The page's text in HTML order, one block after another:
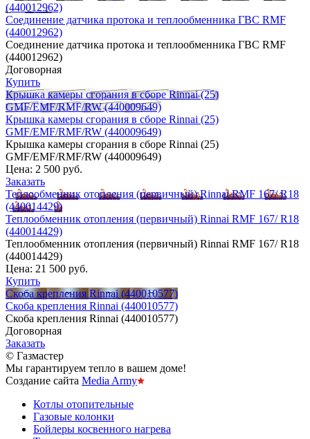
(440012962)
Соединение датчика протока и теплообменника ГВС RMF
(440012962)
Соединение датчика протока и теплообменника ГВС RMF
(440012962)
Договорная
Купить
Крышка камеры сгорания в сборе Rinnai (25)
GMF/EMF/RMF/RW (440009649)
Крышка камеры сгорания в сборе Rinnai (25)
GMF/EMF/RMF/RW (440009649)
Крышка камеры сгорания в сборе Rinnai (25)
GMF/EMF/RMF/RW (440009649)
Цена: 2 500 руб.
Заказать
Теплообменник отопления (первичный) Rinnai RMF 167/ R18
(440014429)
Теплообменник отопления (первичный) Rinnai RMF 167/ R18
(440014429)
Теплообменник отопления (первичный) Rinnai RMF 167/ R18
(440014429)
Цена: 21 500 руб.
Купить
Скоба крепления Rinnai (440010577)
Скоба крепления Rinnai (440010577)
Скоба крепления Rinnai (440010577)
Договорная
Заказать
© Газмастер
Мы гарантируем тепло в вашем доме!
Создание сайта Media Army
Котлы отопительные
Газовые колонки
Бойлеры косвенного нагрева